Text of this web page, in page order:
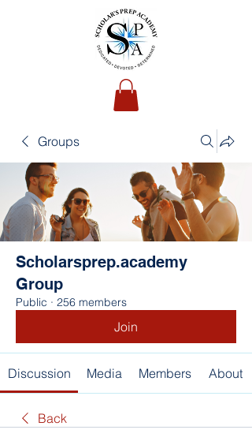
Groups
Scholarsprep.academy
Group
Public · 256 members
Join
Discussion Media Members About
Back